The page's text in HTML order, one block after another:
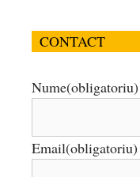
CONTACT
Nume(obligatoriu)
Email(obligatoriu)